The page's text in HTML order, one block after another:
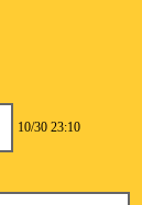
10/30 23:10